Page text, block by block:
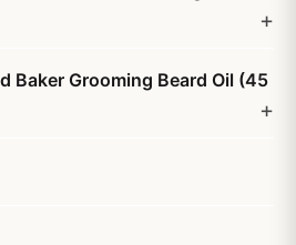
Baker Grooming Beard Oil (45